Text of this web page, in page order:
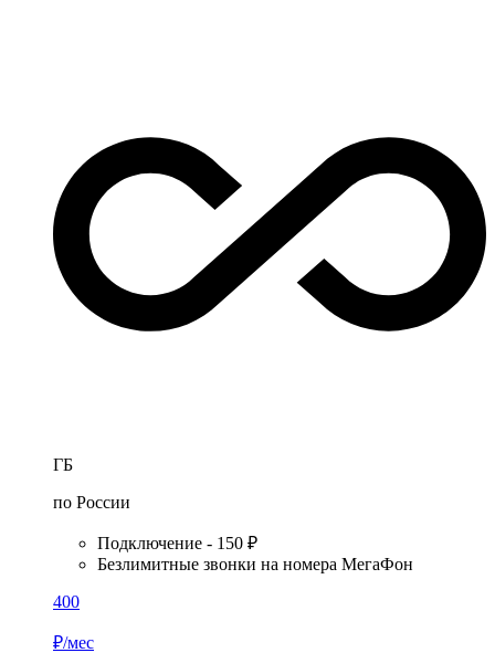
ГБ
по России
Подключение - 150 ₽
Безлимитные звонки на номера МегаФон
400
₽/мес